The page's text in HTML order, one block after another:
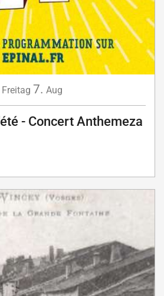
Freitag 7. Aug
- Concert Anthemeza